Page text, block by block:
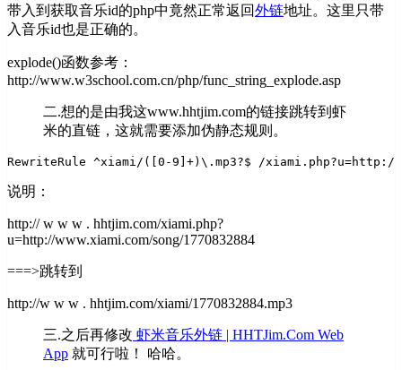
带入到获取音乐id的php中竟然正常返回外链地址。这里只带
入音乐id也是正确的。
explode()函数参考：
http://www.w3school.com.cn/php/func_string_explode.asp
二.想的是由我这www.hhtjim.com的链接跳转到虾
米的直链，这就需要添加伪静态规则。
RewriteRule ^xiami/([0-9]+)\.mp3?$ /
说明：
http:// w w w . hhtjim.com/xiami.php?
u=http://www.xiami.com/song/1770832884
===>跳转到
http://w w w . hhtjim.com/xiami/1770832884.mp3
三.之后再修改 虾米音乐外链 | HHTJim.Com Web
App 就可行啦！ 哈哈。